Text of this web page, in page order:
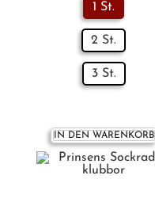
1 St.
2 St.
3 St.
IN DEN WARENKORB